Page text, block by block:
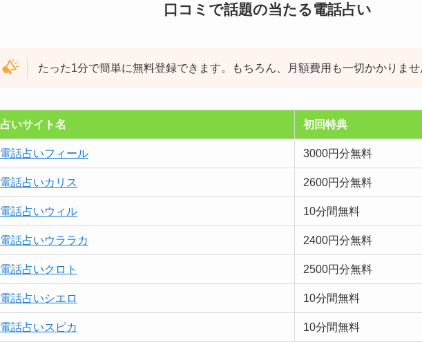
口コミで話題の当たる電話占い
たった1分で簡単に無料登録できます。もちろん、月額費用も一切かかりま
占いサイト名 初回特典
電話占いフィール 3000円分無料
電話占いカリス 2600円分無料
電話占いウィル 10分間無料
電話占いウララカ 2400円分無料
電話占いクロト 2500円分無料
電話占いシエロ 10分間無料
電話占いスピカ 10分間無料